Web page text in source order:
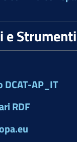
e Strumenti
DCAT-AP_IT
RDF